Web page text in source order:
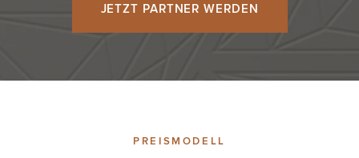
JETZT PARTNER WERDEN
PREISMODELL